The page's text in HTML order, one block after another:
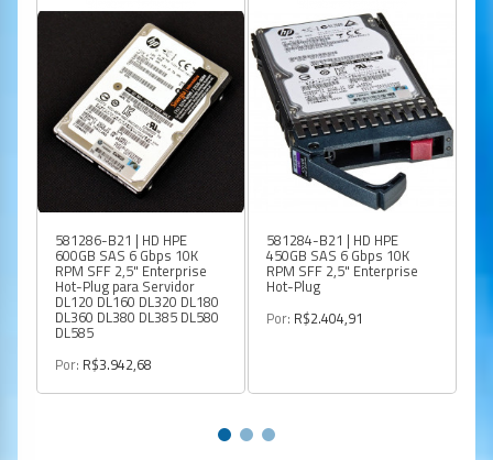
581286-B21 | HD HPE
600GB SAS 6 Gbps 10K
RPM SFF 2,5" Enterprise
Hot-Plug para Servidor
DL120 DL160 DL320 DL180
DL360 DL380 DL385 DL580
DL585
Por: R$3.942,68
581284-B21 | HD HPE
450GB SAS 6 Gbps 10K
RPM SFF 2,5" Enterprise
Hot-Plug
Por: R$2.404,91